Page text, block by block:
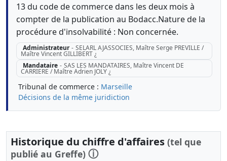
13 du code de commerce dans les deux mois à
compter de la publication au Bodacc.Nature de la
procédure d'insolvabilité : Non concernée.
Administrateur - SELARL AJASSOCIES, Maître Serge PREVILLE /
Maître Vincent GILLIBERT ¿
Mandataire - SAS LES MANDATAIRES, Maître Vincent DE
CARRIERE / Maître Adrien JOLY ¿
Tribunal de commerce : Marseille
Décisions de la même juridiction
Historique du chiffre d'affaires (tel que
publié au Greffe) ⓘ